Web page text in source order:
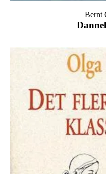
Bernt